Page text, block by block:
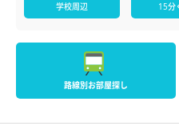
学校周辺 15分
路線別お部屋探し